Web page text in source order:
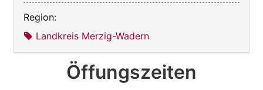
Region:
Landkreis Merzig-Wadern
Öffungszeiten